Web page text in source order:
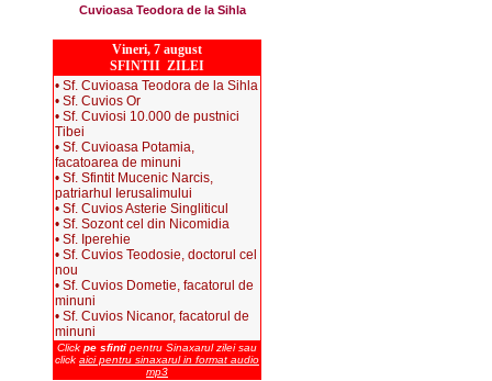
Cuvioasa Teodora de la Sihla
Vineri, 7 august
SFINTII ZILEI
• Sf. Cuvioasa Teodora de la Sihla
• Sf. Cuvios Or
• Sf. Cuviosi 10.000 de pustnici
Tibei
• Sf. Cuvioasa Potamia,
facatoarea de minuni
• Sf. Sfintit Mucenic Narcis,
patriarhul Ierusalimului
• Sf. Cuvios Asterie Singliticul
• Sf. Sozont cel din Nicomidia
• Sf. Iperehie
• Sf. Cuvios Teodosie, doctorul cel
nou
• Sf. Cuvios Dometie, facatorul de
minuni
• Sf. Cuvios Nicanor, facatorul de
minuni
Click pe sfinti pentru Sinaxarul zilei sau
click aici pentru sinaxarul in format audio
mp3